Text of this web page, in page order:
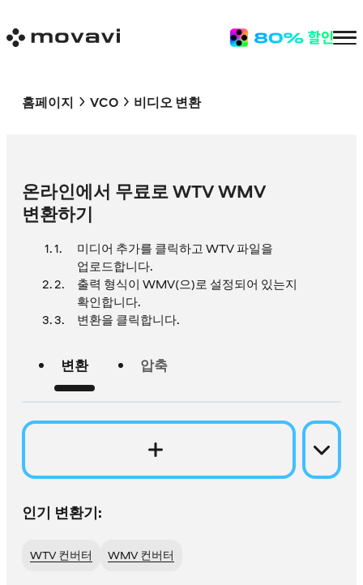
홈페이지 VCO 비디오 변환
온라인에서 무료로 WTV WMV
변환하기
미디어 추가를 클릭하고 WTV 파일을
업로드합니다.
출력 형식이 WMV(으)로 설정되어 있는지
확인합니다.
변환을 클릭합니다.
변환 압축
인기 변환기:
WTV 컨버터 WMV 컨버터